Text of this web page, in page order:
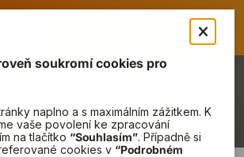
výzvy! Nadchla mě také
těší Jakuba Zýku.